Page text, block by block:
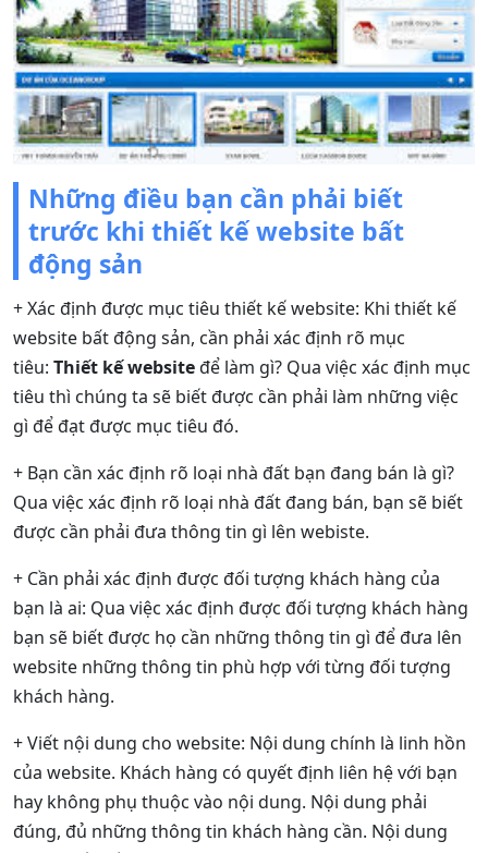
Những điều bạn cần phải biết
trước khi thiết kế website bất
động sản
+ Xác định được mục tiêu thiết kế website: Khi thiết kế
website bất động sản, cần phải xác định rõ mục
tiêu: Thiết kế websiteđể làm gì? Qua việc xác định mục
tiêu thì chúng ta sẽ biết được cần phải làm những việc
gì để đạt được mục tiêu đó.
+ Bạn cần xác định rõ loại nhà đất bạn đang bán là gì?
Qua việc xác định rõ loại nhà đất đang bán, bạn sẽ biết
được cần phải đưa thông tin gì lên webiste.
+ Cần phải xác định được đối tượng khách hàng của
bạn là ai: Qua việc xác định được đối tượng khách hàng
bạn sẽ biết được họ cần những thông tin gì để đưa lên
website những thông tin phù hợp với từng đối tượng
khách hàng.
+ Viết nội dung cho website: Nội dung chính là linh hồn
của website. Khách hàng có quyết định liên hệ với bạn
hay không phụ thuộc vào nội dung. Nội dung phải
đúng, đủ những thông tin khách hàng cần. Nội dung